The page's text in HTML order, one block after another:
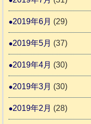
2019年6月 (29)
2019年5月 (37)
2019年4月 (30)
2019年3月 (30)
2019年2月 (28)